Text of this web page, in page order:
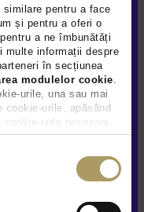
pentru a face
și pentru a oferi o
a ne îmbunătăți
multe informații despre
în secțiunea
modulelor cookie.
urile, una sau mai
cookie-urile, apăsând
urile necesare,
legislației în vigoare.
explicate
pentru sondaje
în condițiile explicate